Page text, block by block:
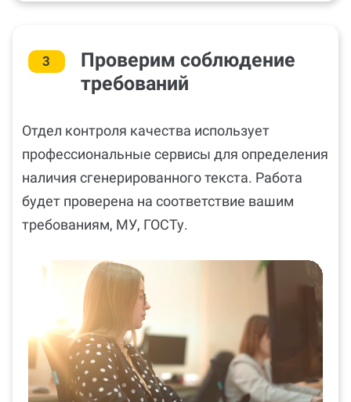
3
Проверим соблюдение
требований
Отдел контроля качества использует
профессиональные сервисы для определения
наличия сгенерированного текста. Работа
будет проверена на соответствие вашим
требованиям, МУ, ГОСТу.